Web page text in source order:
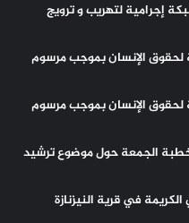
إجرامية لتهريب و ترويج
لحقوق الإنسان بموجب مرسوم
لحقوق الإنسان بموجب مرسوم
خطبة الجمعة حول موضوع ترشيد
في قرية النيزنازة